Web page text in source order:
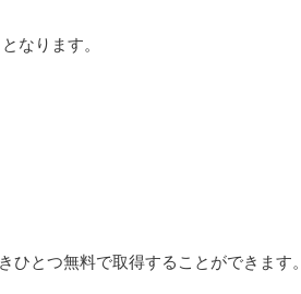
なります。
とつ無料で取得することができます。